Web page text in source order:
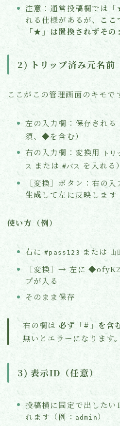
注意：通常投稿欄では
れる仕様があるが、
ここ
「★」は置換されずその
2) トリップ済み元名前
ここがこの管理画面のキモで
左の入力欄：保存される
須、◆を含む）
右の入力欄：変換用
トリ
ス または #パス を入れる）
［変換］ボタン：右の入
生成 して左に反映します
使い方（例）
右に#pass123 または 山
［変換］→ 左に
プが入る
そのまま保存
右の欄は 必ず「#」を含
無いとエラーになります。
3) 表示ID（任意）
投稿横に固定で出した
れます（例： admin）